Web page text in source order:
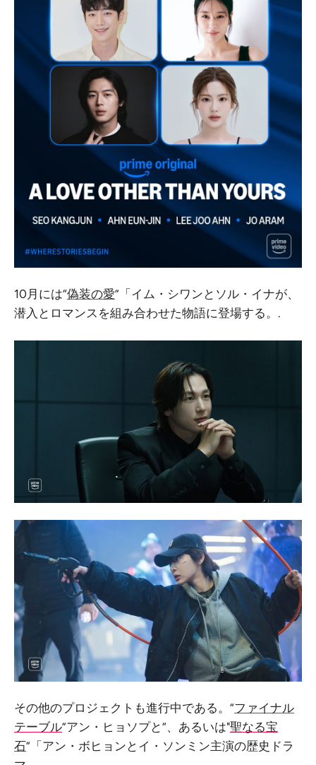
10月には“偽装の愛”「イム・シワンとソル・イナが、
潜入とロマンスを組み合わせた物語に登場する。.
その他のプロジェクトも進行中である。“ファイナル
テーブル”アン・ヒョソプと“、あるいは"聖なる宝
石”「アン・ボヒョンとイ・ソンミン主演の歴史ドラ